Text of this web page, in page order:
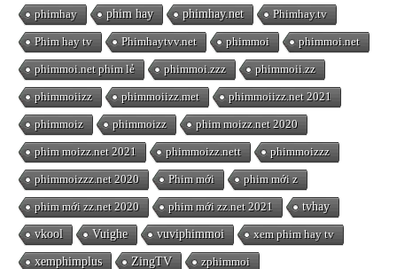
phimhay phim hay phimhay.net Phimhay.tv
Phim hay tv Phimhaytvv.net phimmoi phimmoi.net
phimmoi.net phim lẻ phimmoi.zzz phimmoii.zz
phimmoiizz phimmoiizz.met phimmoiizz.net 2021
phimmoiz phimmoizz phim moizz.net 2020
phim moizz.net 2021 phimmoizz.nett phimmoizzz
phimmoizzz.net 2020 Phim mới phim mới z
phim mới zz.net 2020 phim mới zz.net 2021 tvhay
vkool Vuighe vuviphimmoi xem phim hay tv
xemphimplus ZingTV zphimmoi